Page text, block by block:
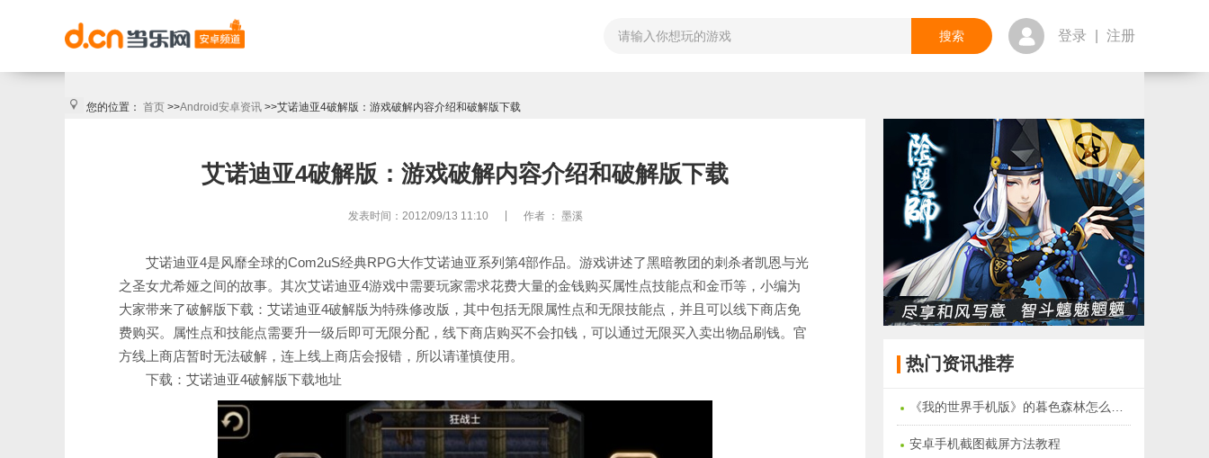
登录 注册
您的位置： 首页 >>Android安卓资讯 >>艾诺迪亚4破解版：游戏破解内容介绍和破解版下载
艾诺迪亚4破解版：游戏破解内容介绍和破解版下载
发表时间：2012/09/13 11:10 作者 ： 墨溪
艾诺迪亚4是风靡全球的Com2uS经典RPG大作艾诺迪亚系列第4部作品。游戏讲述了黑暗教团的刺杀者凯恩与光
之圣女尤希娅之间的故事。其次艾诺迪亚4游戏中需要玩家需求花费大量的金钱购买属性点技能点和金币等，小编为
大家带来了破解版下载： 艾诺迪亚4破解版为特殊修改版，其中包括无限属性点和无限技能点，并且可以线下商店免
费购买。属性点和技能点需要升一级后即可无限分配，线下商店购买不会扣钱，可以通过无限买入卖出物品刷钱。官
方线上商店暂时无法破解，连上线上商店会报错，所以请谨慎使用。
下载： 艾诺迪亚4破解版下载地址
热门资讯推荐
安卓手机截图截屏方法教程